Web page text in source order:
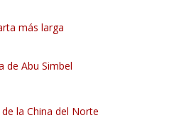
más larga
de Abu Simbel
la China del Norte